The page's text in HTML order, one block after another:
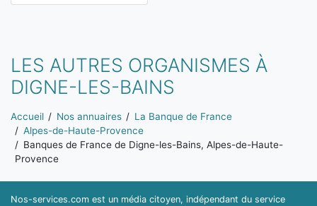
LES AUTRES ORGANISMES À
DIGNE-LES-BAINS
Vous êtes ici:
Accueil Nos annuaires
La Banque de France
Alpes-de-Haute-Provence
Banques de France de Digne-les-Bains, Alpes-de-Haute-
Provence
Nos-services.com est un média citoyen, indépendant du service